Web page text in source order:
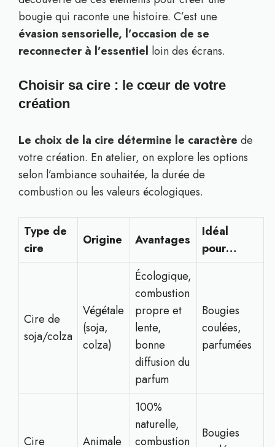
bougie qui raconte une histoire. C’est une
évasion sensorielle, l’occasion de se
reconnecter à l’essentiel loin des écrans.
Choisir sa cire : le cœur de votre
création
Le choix de la cire détermine le caractère de
votre création. En atelier, on explore les options
selon l’ambiance souhaitée, la durée de
combustion ou les valeurs écologiques.
Type de
cire
Origine Avantages
Idéal
pour…
Cire de
soja/colza
Végétale
(soja,
colza)
Écologique,
combustion
propre et
lente,
bonne
diffusion du
parfum
Bougies
coulées,
parfumées
Cire
Animale
100%
naturelle,
combustion
Bougies